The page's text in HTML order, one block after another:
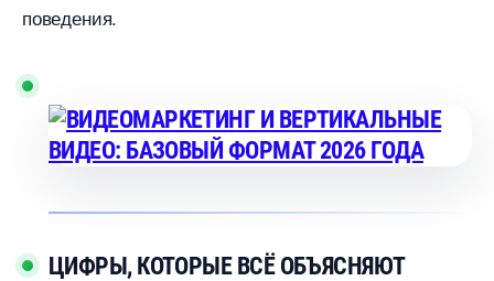
поведения.
ЦИФРЫ, КОТОРЫЕ ВСЁ ОБЪЯСНЯЮТ